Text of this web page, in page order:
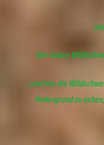
Hier haben
.. und hier die
Hintergrund zu